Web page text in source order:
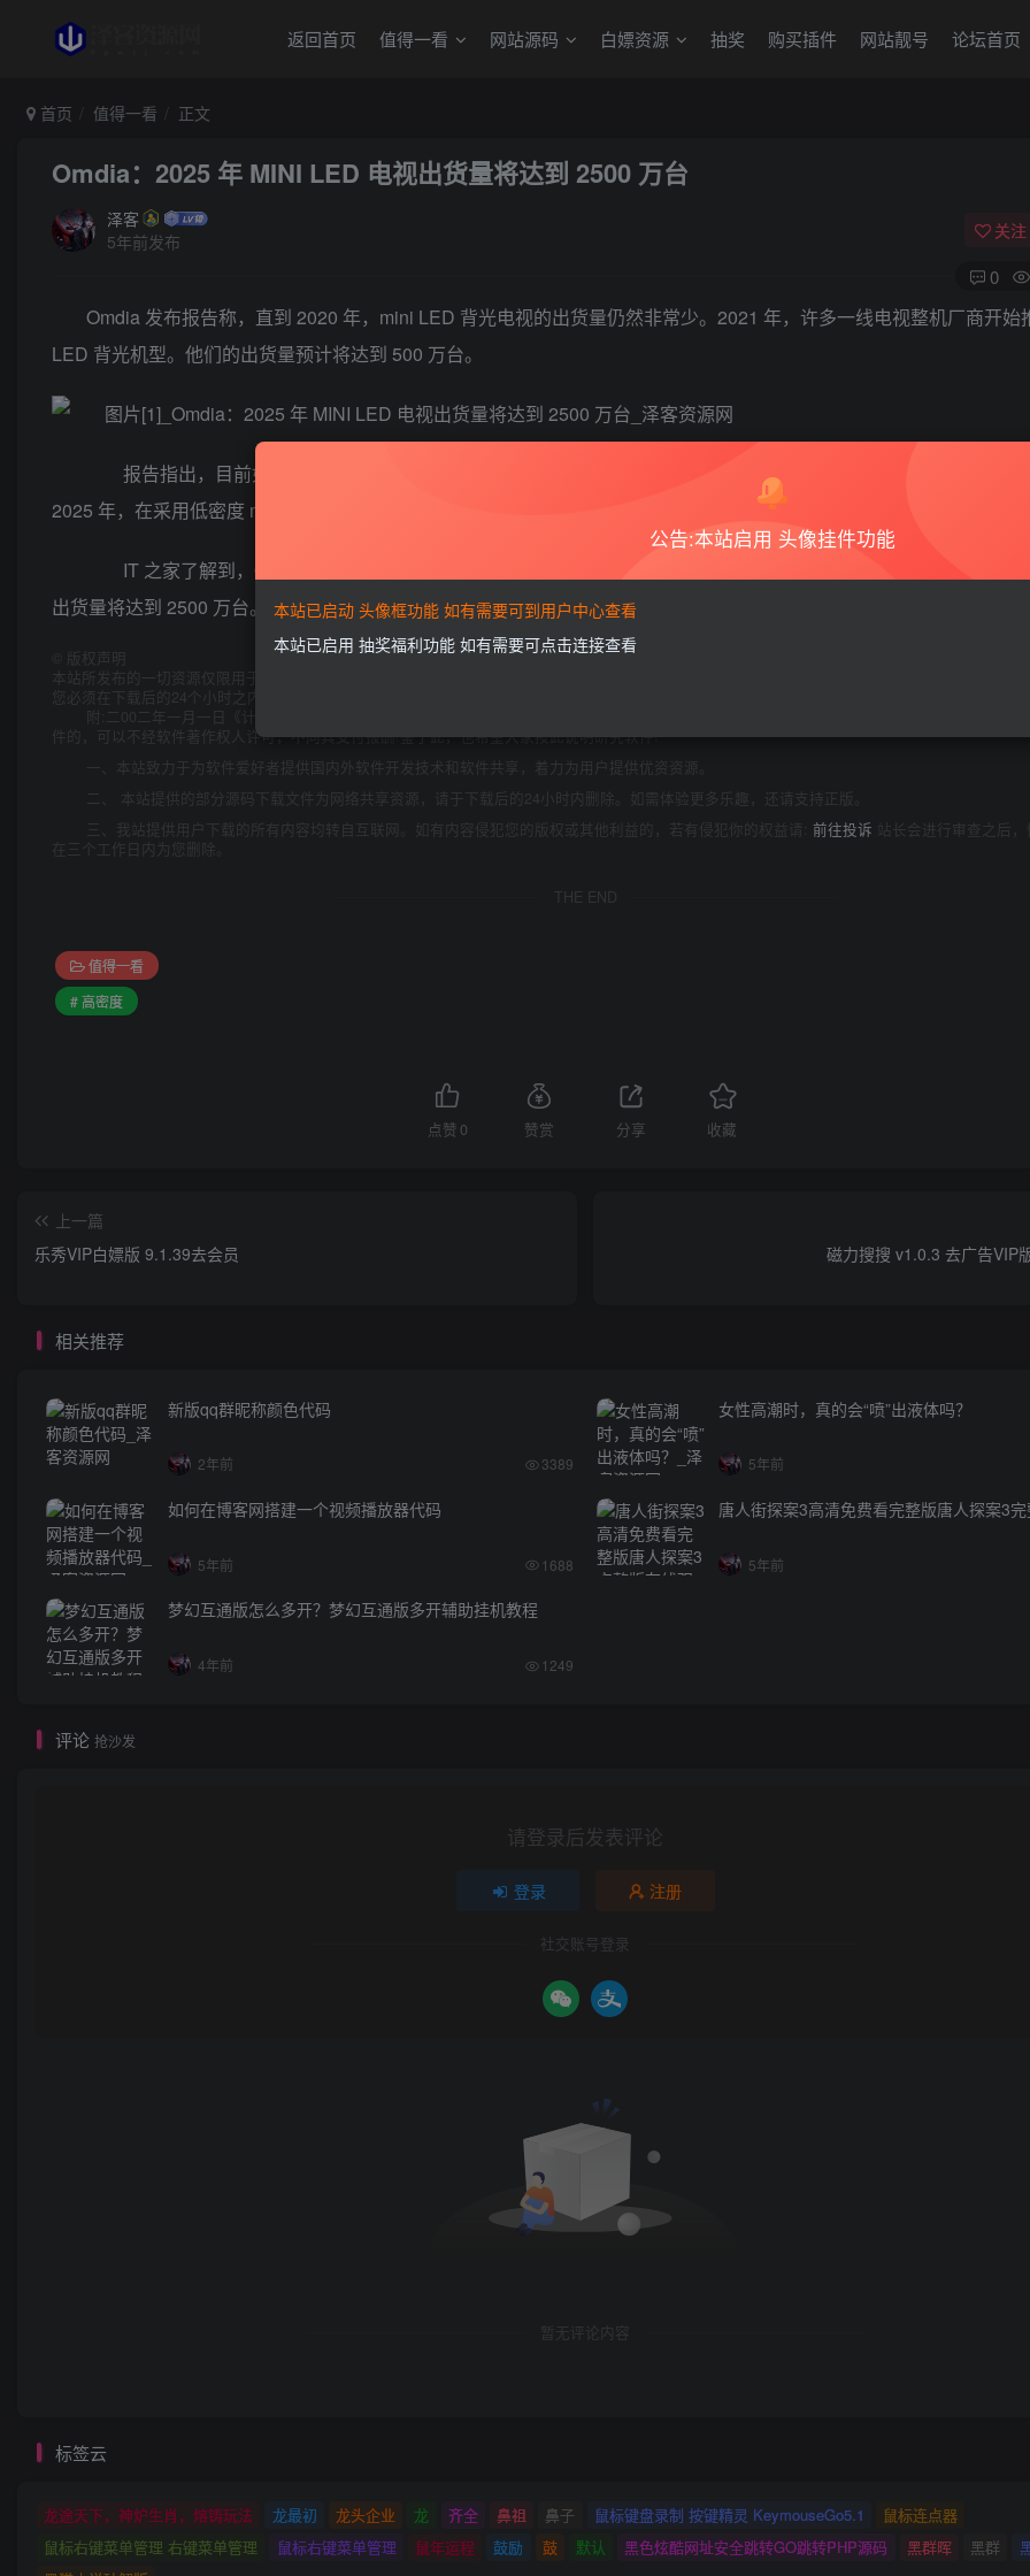
返回首页 值得一看 网站源码 白嫖资源 抽奖 购买插件 网站靓号 论坛首页
首页 值得一看 正文
Omdia：2025 年 MINI LED 电视出货量将达到 2500 万台
泽客
5年前发布
关注
0
Omdia 发布报告称，直到 2020 年，mini LED 背光电视的出货量仍然非常少。2021 年，许多一线电视整机厂商开始
LED 背光机型。他们的出货量预计将达到 500 万台。
报告指出，目前如果采用高密度 AM mini LED 背光，mini LED 背光 LCD 的成本估计相当于普通 LCD 的四倍。
2025 年，在采用低密度 mini LED 背光和优化 LED 芯片设计的情况下，成本将缩减到只有 1.2 倍。
IT 之家了解到，Omdia 表示，随着 mini LED 背光 LCD 和普通 LCD 之间的成本差距缩小，预计到 2025 年，前
出货量将达到 2500 万台。
版权声明
本站所发布的一切资源仅限用于学习和研究目的;不得将上述内容用于商业或者非法用途，否则，一切后果请用户自负。本站信息来自网络，版权争
您必须在下载后的24个小时之内，从您的电脑中彻底删除上述内容。如果您喜欢该程序，请支持正版软件，购买注册，得到更好的正版服务。
附:二00二年一月一日《计算机软件保护条例》第十七条规定:为了学习和研究软件内含的设计思想和原理，通过安装、显示、传输或者存储软件
件的，可以不经软件著作权人许可，不向其支付报酬!鉴于此，也希望大家按此说明研究软件!
一、本站致力于为软件爱好者提供国内外软件开发技术和软件共享，着力为用户提供优资资源。
二、 本站提供的部分源码下载文件为网络共享资源，请于下载后的24小时内删除。如需体验更多乐趣，还请支持正版。
三、我站提供用户下载的所有内容均转自互联网。如有内容侵犯您的版权或其他利益的，若有侵犯你的权益请: 前往投诉 站长会进行审查之后
在三个工作日内为您删除。
THE END
值得一看
# 高密度
点赞 0 赞赏 分享 收藏
上一篇
乐秀VIP白嫖版 9.1.39去会员
磁力搜搜 v1.0.3 去广告VIP
相关推荐
新版qq群昵称颜色代码
2年前 3389
女性高潮时，真的会“喷”出液体吗？
5年前
如何在博客网搭建一个视频播放器代码
5年前 1688
唐人街探案3高清免费看完整版唐人探案3
5年前
梦幻互通版怎么多开？梦幻互通版多开辅助挂机教程
4年前 1249
评论 抢沙发
请登录后发表评论
登录 注册
社交账号登录
暂无评论内容
标签云
龙途天下，神炉生肖，熔铸玩法 龙最初 龙头企业 龙 齐全 鼻祖 鼻子 鼠标键盘录制 按键精灵 KeymouseGo5.1
鼠标连点器
鼠标右键菜单管理 右键菜单管理
鼠标右键菜单管理 鼠年运程 鼓励 鼓 默认 黑色炫酷网址安全跳转GO跳转PHP源码 黑群晖 黑群
公告:本站启用 头像挂件功能
本站已启动 头像框功能 如有需要可到用户中心查看
本站已启用 抽奖福利功能 如有需要可点击连接查看